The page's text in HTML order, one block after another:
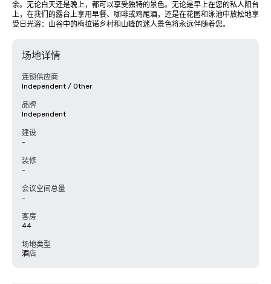
余。无论白天还是晚上，都可以享受独特的景色。无论是早上在您的私人阳台
上，在我们的露台上享用早餐、咖啡或鸡尾酒，还是在花园和泳池中放松地享
受日光浴：山谷中的梅拉诺乡村和山峰的迷人景色将永远伴随着您。
场地详情
连锁供应商
Independent / Other
品牌
Independent
建设
-
装修
-
会议空间总量
-
客房
44
场地类型
酒店